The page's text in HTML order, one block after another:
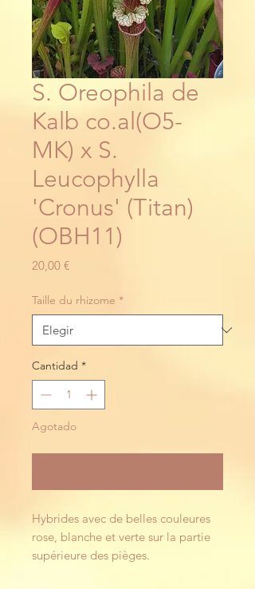
S. Oreophila de
Kalb co.al(O5-
MK) x S.
Leucophylla
'Cronus' (Titan)
(OBH11)
20,00 €Precio
Taille du rhizome *
Cantidad *
Agotado
Hybrides avec de belles couleures
rose, blanche et verte sur la partie
supérieure des pièges.